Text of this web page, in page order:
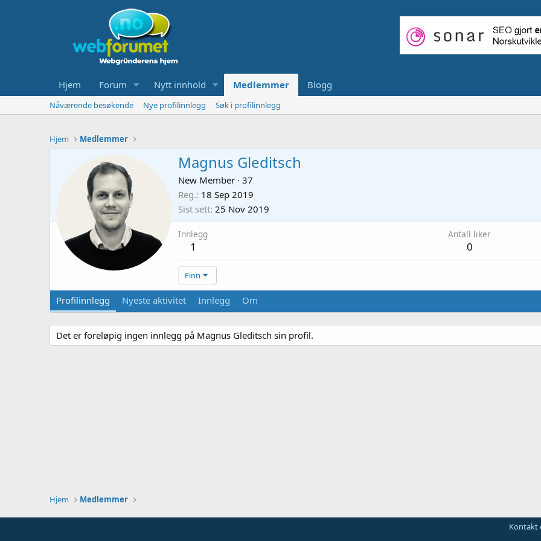
Hjem Forum Nytt innhold Medlemmer Blogg
Nåværende besøkende Nye profilinnlegg Søk i profilinnlegg
Hjem Medlemmer
Magnus Gleditsch
New Member · 37
Reg. 18 Sep 2019
Sist sett 25 Nov 2019
Innlegg
1
Antall liker
0
Finn
Profilinnlegg Nyeste aktivitet Innlegg Om
Det er foreløpig ingen innlegg på Magnus Gleditsch sin profil.
Hjem Medlemmer
Kontakt